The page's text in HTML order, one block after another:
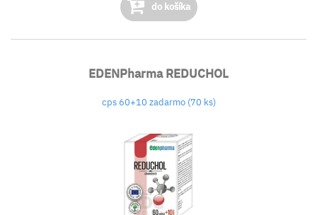
do košíka
EDENPharma REDUCHOL
cps 60+10 zadarmo (70 ks)